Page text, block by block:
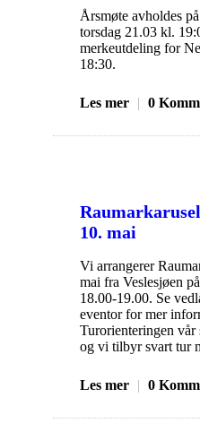
Årsmøte avholdes
torsdag 21.03 kl.
merkeutdeling for
18:30.
Les mer | 0
10. mai
Vi arrangerer
mai fra Veslesjøen
18.00-19.00. Se
eventor for mer
Turorienteringen vår
og vi tilbyr svart tur
Les mer | 0